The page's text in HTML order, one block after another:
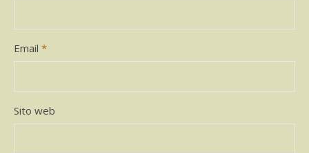
Email *
Sito web